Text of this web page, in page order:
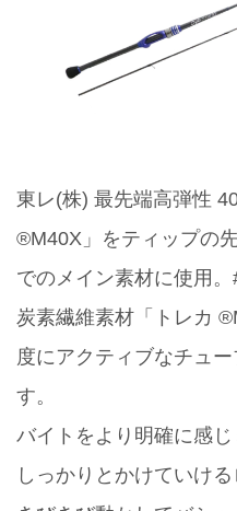
東レ(株) 最先端高弾性
®M40X」をティップの
でのメイン素材に使用
炭素繊維素材「トレカ
度にアクティブなチュ
す。
バイトをより明確に感
しっかりとかけていける